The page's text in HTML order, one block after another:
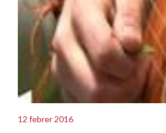
12 febrer 2016